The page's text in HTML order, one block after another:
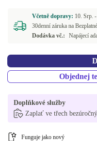
Včetně dopravy: 10. Srp. -
30denní záruka na
Dodávka vč.:
Napájecí
Objednej
Doplňkové služby
Zaplať ve třech
Funguje jako nový